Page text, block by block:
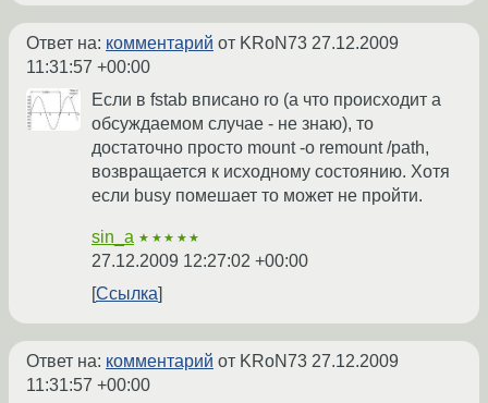
Ответ на: комментарий от KRoN73 27.12.2009
11:31:57 +00:00
Если в fstab вписано ro (а что происходит а
обсуждаемом случае - не знаю), то
достаточно просто mount -o remount /path,
возвращается к исходному состоянию. Хотя
если busy помешает то может не пройти.
sin_a ★★★★★
27.12.2009 12:27:02 +00:00
Ссылка
Ответ на: комментарий от KRoN73 27.12.2009
11:31:57 +00:00